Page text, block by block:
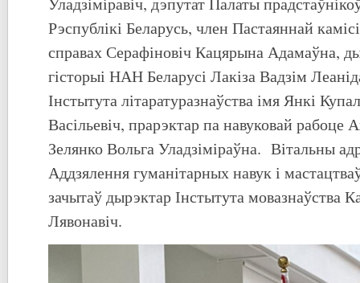
Рэспублікі Беларусь, член Пастаяннай
справах Серафіновіч Кацярына Адамаўна,
гісторыі НАН Беларусі Лакіза Вадзім
Інстытута літаратуразнаўства імя Янкі
Васільевіч, прарэктар па навуковай рабоце
Зелянко Вольга Уладзіміраўна. Вітальны
Аддзялення гуманітарных навук і
зачытаў дырэктар Інстытута мовазнаўства
Лявонавіч.